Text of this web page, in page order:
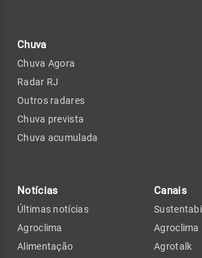
Chuva
Chuva Agora
Radar RJ
Outros radares
Chuva prevista
Chuva acumulada
Notícias
Últimas notícias
Agroclima
Alimentação
Canais
Agroclima
Agrotalk